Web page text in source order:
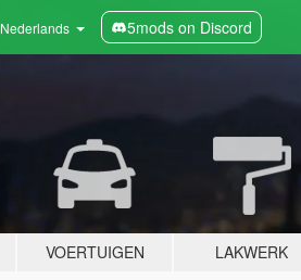
Nederlands 5mods on Discord
VOERTUIGEN LAKWERK